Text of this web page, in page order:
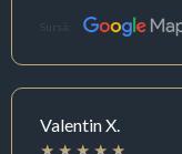
Sursă:
Valentin X.